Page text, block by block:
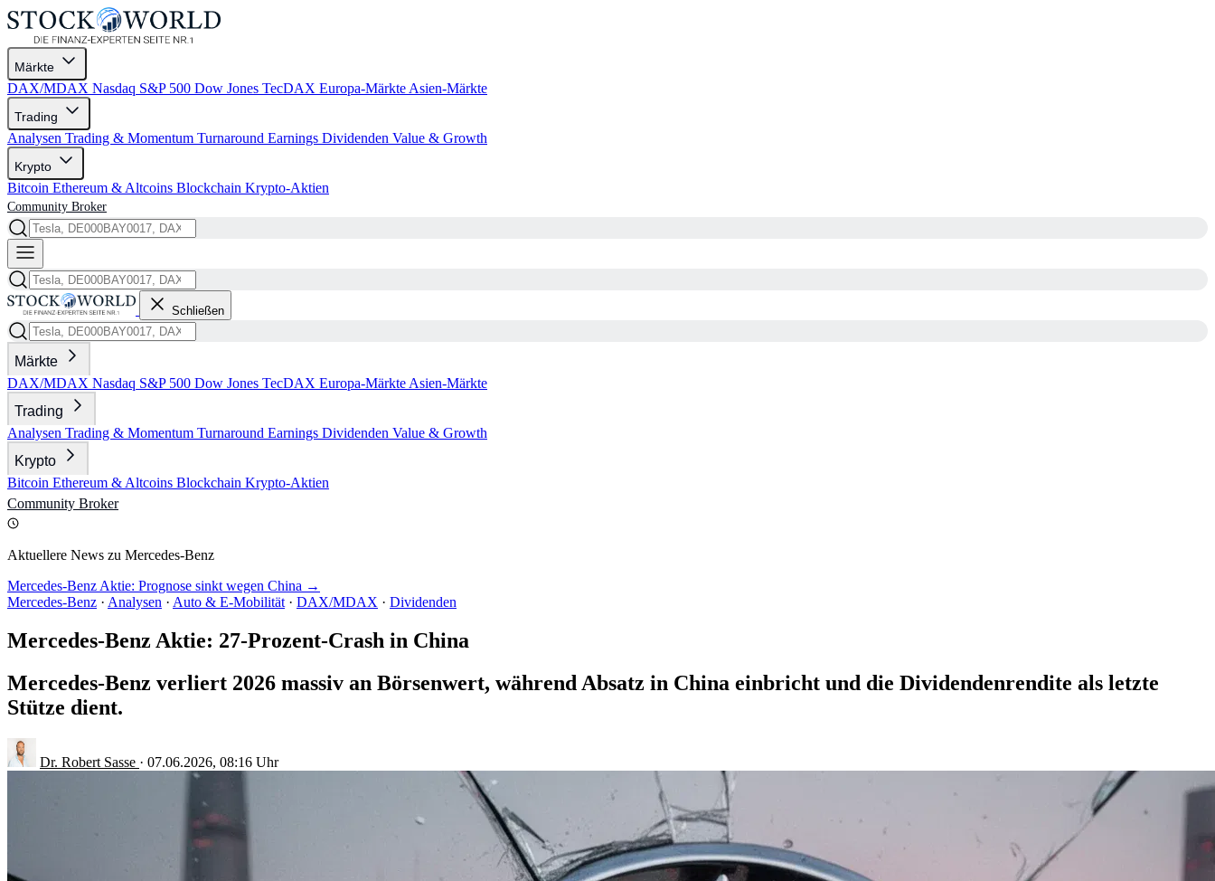
Märkte
DAX/MDAX Nasdaq S&P 500 Dow Jones TecDAX Europa-Märkte Asien-Märkte
Trading
Analysen Trading & Momentum Turnaround Earnings Dividenden Value & Growth
Krypto
Bitcoin Ethereum & Altcoins Blockchain Krypto-Aktien
Community Broker
Schließen
Märkte
DAX/MDAX Nasdaq S&P 500 Dow Jones TecDAX Europa-Märkte Asien-Märkte
Trading
Analysen Trading & Momentum Turnaround Earnings Dividenden Value & Growth
Krypto
Bitcoin Ethereum & Altcoins Blockchain Krypto-Aktien
Community Broker
Aktuellere News zu Mercedes-Benz
Mercedes-Benz Aktie: Prognose sinkt wegen China →
Mercedes-Benz · Analysen · Auto & E-Mobilität · DAX/MDAX · Dividenden
Mercedes-Benz Aktie: 27-Prozent-Crash in China
Mercedes-Benz verliert 2026 massiv an Börsenwert, während Absatz in China einbricht und die Dividendenrendite als letzte
Stütze dient.
Dr. Robert Sasse · 07.06.2026, 08:16 Uhr